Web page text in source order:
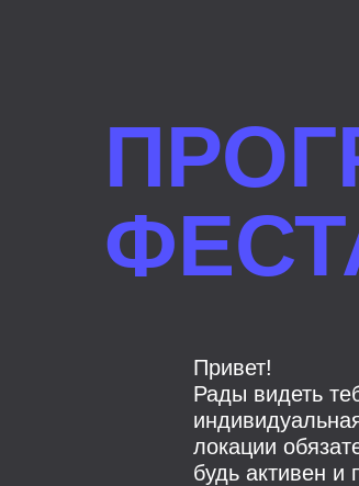
Привет!
Рады видеть
локации
будь активен и